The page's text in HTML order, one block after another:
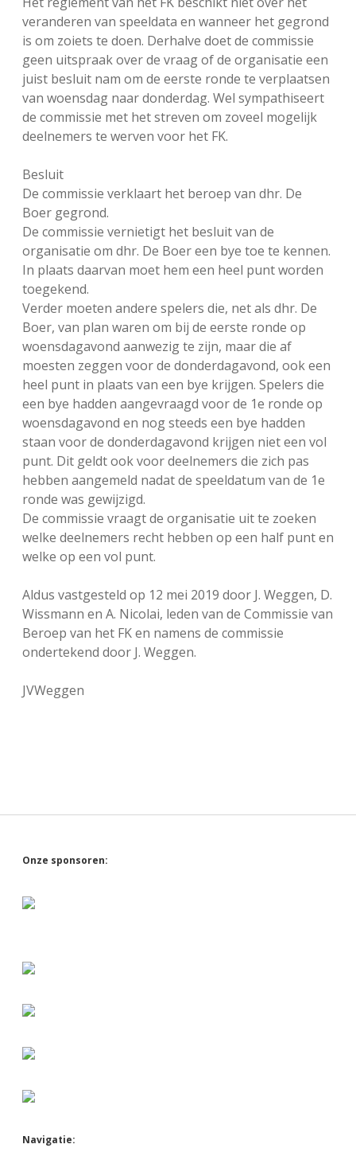
veranderen van speeldata en wanneer het gegrond
is om zoiets te doen. Derhalve doet de commissie
geen uitspraak over de vraag of de organisatie een
juist besluit nam om de eerste ronde te verplaatsen
van woensdag naar donderdag. Wel sympathiseert
de commissie met het streven om zoveel mogelijk
deelnemers te werven voor het FK.
Besluit
De commissie verklaart het beroep van dhr. De
Boer gegrond.
De commissie vernietigt het besluit van de
organisatie om dhr. De Boer een bye toe te kennen.
In plaats daarvan moet hem een heel punt worden
toegekend.
Verder moeten andere spelers die, net als dhr. De
Boer, van plan waren om bij de eerste ronde op
woensdagavond aanwezig te zijn, maar die af
moesten zeggen voor de donderdagavond, ook een
heel punt in plaats van een bye krijgen. Spelers die
een bye hadden aangevraagd voor de 1e ronde op
woensdagavond en nog steeds een bye hadden
staan voor de donderdagavond krijgen niet een vol
punt. Dit geldt ook voor deelnemers die zich pas
hebben aangemeld nadat de speeldatum van de 1e
ronde was gewijzigd.
De commissie vraagt de organisatie uit te zoeken
welke deelnemers recht hebben op een half punt en
welke op een vol punt.
Aldus vastgesteld op 12 mei 2019 door J. Weggen, D.
Wissmann en A. Nicolai, leden van de Commissie van
Beroep van het FK en namens de commissie
ondertekend door J. Weggen.
JVWeggen
Sidebar
Onze sponsoren:
Navigatie: